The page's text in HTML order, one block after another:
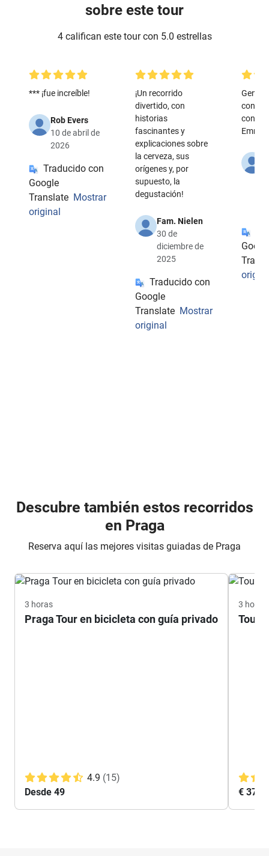
sobre este tour
4 califican este tour con 5.0 estrellas
*** ¡fue increíble!
Rob Evers
10 de abril de
2026
Traducido con
Google
Translate Mostrar
original
¡Un recorrido
divertido, con
historias
fascinantes y
explicaciones sobre
la cerveza, sus
orígenes y, por
supuesto, la
degustación!
Fam. Nielen
30 de
diciembre de
2025
Traducido con
Google
Translate Mostrar
original
con la
Emma
Descubre también estos recorridos
en Praga
Reserva aquí las mejores visitas guiadas de Praga
3 horas
Praga Tour en bicicleta con guía privado
4.9 (15)
Desde 49
3 horas
Tour
€